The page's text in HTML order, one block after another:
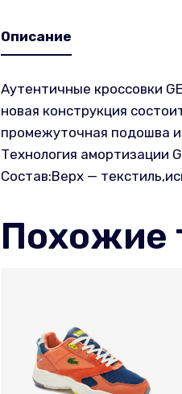
Описание
Аутентичные кроссовки
новая конструкция
промежуточная подошва и
Технология амортизации
Состав:Верх —
Похожие